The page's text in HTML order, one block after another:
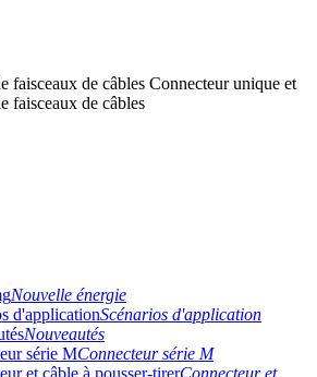
faisceaux de câbles Connecteur unique et
faisceaux de câbles
Nouvelle énergie
Scénarios d'application
Nouveautés
Connecteur série M
Connecteur et